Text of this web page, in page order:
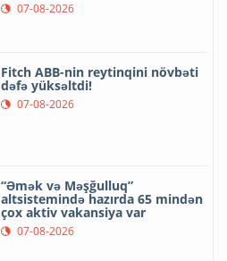
07-08-2026
Fitch ABB-nin reytinqini növbəti
dəfə yüksəltdi!
07-08-2026
“Əmək və Məşğulluq”
altsistemində hazırda 65 mindən
çox aktiv vakansiya var
07-08-2026